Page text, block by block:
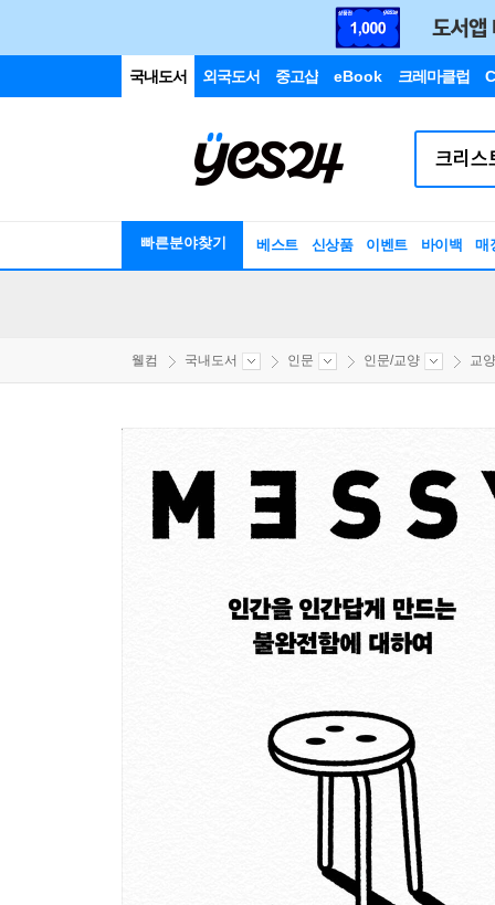
국내도서 외국도서 중고샵 eBook 크레마클럽
빠른분야찾기 베스트 신상품 이벤트 바이백 매
웰컴 국내도서 인문 인문/교양 교